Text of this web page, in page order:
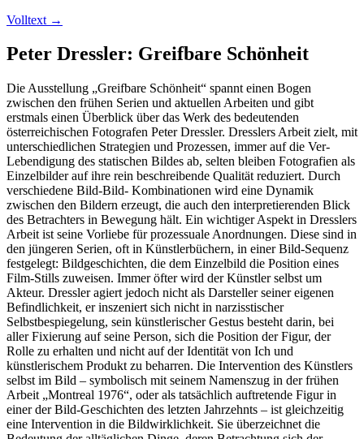
Volltext →
Peter Dressler: Greifbare Schönheit
Die Ausstellung „Greifbare Schönheit“ spannt einen Bogen
zwischen den frühen Serien und aktuellen Arbeiten und gibt
erstmals einen Überblick über das Werk des bedeutenden
österreichischen Fotografen Peter Dressler. Dresslers Arbeit zielt, mit
unterschiedlichen Strategien und Prozessen, immer auf die Ver-
Lebendigung des statischen Bildes ab, selten bleiben Fotografien als
Einzelbilder auf ihre rein beschreibende Qualität reduziert. Durch
verschiedene Bild-Bild- Kombinationen wird eine Dynamik
zwischen den Bildern erzeugt, die auch den interpretierenden Blick
des Betrachters in Bewegung hält. Ein wichtiger Aspekt in Dresslers
Arbeit ist seine Vorliebe für prozessuale Anordnungen. Diese sind in
den jüngeren Serien, oft in Künstlerbüchern, in einer Bild-Sequenz
festgelegt: Bildgeschichten, die dem Einzelbild die Position eines
Film-Stills zuweisen. Immer öfter wird der Künstler selbst um
Akteur. Dressler agiert jedoch nicht als Darsteller seiner eigenen
Befindlichkeit, er inszeniert sich nicht in narzisstischer
Selbstbespiegelung, sein künstlerischer Gestus besteht darin, bei
aller Fixierung auf seine Person, sich die Position der Figur, der
Rolle zu erhalten und nicht auf der Identität von Ich und
künstlerischem Produkt zu beharren. Die Intervention des Künstlers
selbst im Bild – symbolisch mit seinem Namenszug in der frühen
Arbeit „Montreal 1976“, oder als tatsächlich auftretende Figur in
einer der Bild-Geschichten des letzten Jahrzehnts – ist gleichzeitig
eine Intervention in die Bildwirklichkeit. Sie überzeichnet die